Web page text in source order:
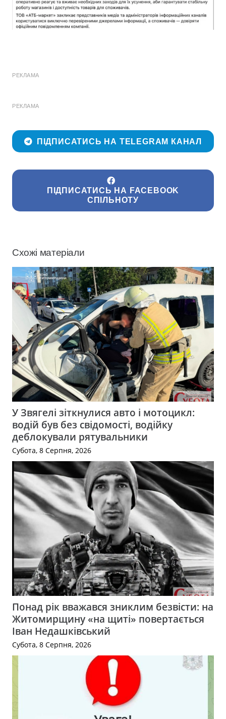
РЕКЛАМА
РЕКЛАМА
ПІДПИСАТИСЬ НА TELEGRAM КАНАЛ
ПІДПИСАТИСЬ НА FACEBOOK
СПІЛЬНОТУ
Схожі матеріали
У Звягелі зіткнулися авто і мотоцикл:
водій був без свідомості, водійку
деблокували рятувальники
Субота, 8 Серпня, 2026
Понад рік вважався зниклим безвісти: на
Житомирщину «на щиті» повертається
Іван Недашківський
Субота, 8 Серпня, 2026